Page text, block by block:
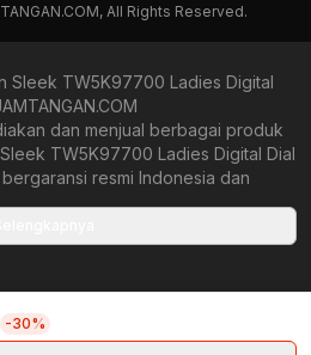
All Rights Reserved.
Sleek TW5K97700 Ladies Digital
dan menjual berbagai produk
TW5K97700 Ladies Digital Dial
resmi Indonesia dan
produk-produk yang tersedia
dari toko online Indonesia
prioritas utama kami.
jam tangan mechanical, kinetic,
-30%